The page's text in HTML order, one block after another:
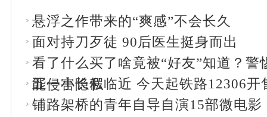
悬浮之作带来的“爽感”不会长久
面对持刀歹徒 90后医生挺身而出
看了什么买了啥竟被“好友”知道？警
能侵害隐私
五一小长假临近 今天起铁路12306开
铺路架桥的青年自导自演15部微电影